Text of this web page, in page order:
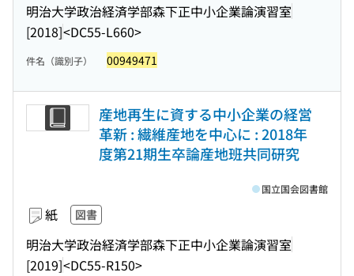
明治大学政治経済学部森下正中小企業論演習室
[2018]<DC55-L660>
件名（識別子） 00949471
産地再生に資する中小企業の経営
革新 : 繊維産地を中心に : 2018年
度第21期生卒論産地班共同研究
紙 図書
明治大学政治経済学部森下正中小企業論演習室
[2019]<DC55-R150>
国立国会図書館